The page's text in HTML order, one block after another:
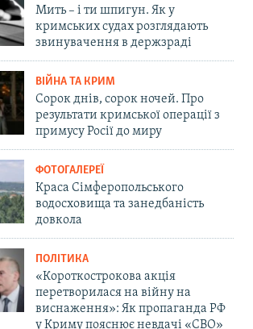
Мить – і ти шпигун. Як у
кримських судах розглядають
звинувачення в держзраді
ВІЙНА ТА КРИМ
Сорок днів, сорок ночей. Про
результати кримської операції з
примусу Росії до миру
ФОТОГАЛЕРЕЇ
Краса Сімферопольського
водосховища та занедбаність
довкола
ПОЛІТИКА
«Короткострокова акція
перетворилася на війну на
виснаження»: Як пропаганда РФ
у Криму пояснює невдачі «СВО»